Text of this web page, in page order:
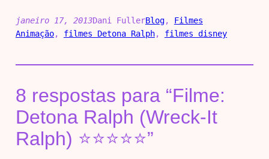
janeiro 17, 2013Dani FullerBlog, Filmes
Animação, filmes Detona Ralph, filmes disney
8 respostas para “Filme:
Detona Ralph (Wreck-It
Ralph) ⭐⭐⭐⭐⭐”